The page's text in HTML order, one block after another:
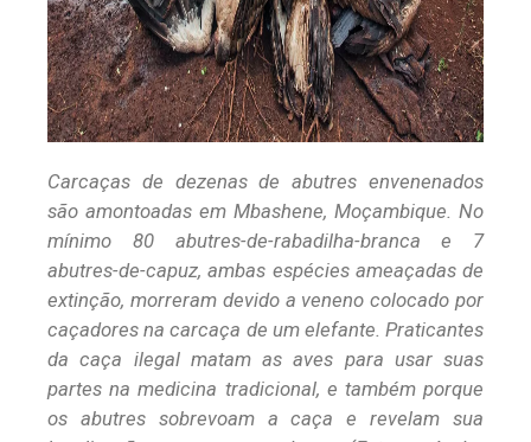
Carcaças de dezenas de abutres envenenados
são amontoadas em Mbashene, Moçambique. No
mínimo 80 abutres-de-rabadilha-branca e 7
abutres-de-capuz, ambas espécies ameaçadas de
extinção, morreram devido a veneno colocado por
caçadores na carcaça de um elefante. Praticantes
da caça ilegal matam as aves para usar suas
partes na medicina tradicional, e também porque
os abutres sobrevoam a caça e revelam sua